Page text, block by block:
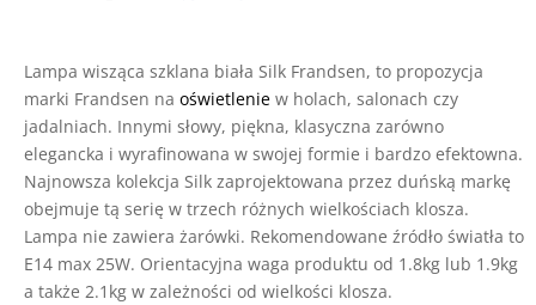
Lampa wisząca szklana biała Silk Frandsen, to propozycja
marki Frandsen na oświetlenie w holach, salonach czy
jadalniach. Innymi słowy, piękna, klasyczna zarówno
elegancka i wyrafinowana w swojej formie i bardzo efektowna.
Najnowsza kolekcja Silk zaprojektowana przez duńską markę
obejmuje tą serię w trzech różnych wielkościach klosza.
Lampa nie zawiera żarówki. Rekomendowane źródło światła to
E14 max 25W. Orientacyjna waga produktu od 1.8kg lub 1.9kg
a także 2.1kg w zależności od wielkości klosza.